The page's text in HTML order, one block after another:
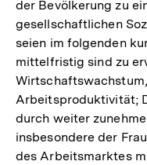
der Bevölkerung zu
gesellschaftlichen
seien im folgenden
mittelfristig sind zu
Arbeitsproduktivität;
durch weiter
insbesondere der
des Arbeitsmarktes